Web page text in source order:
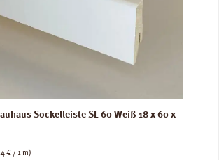
Sockelleiste SL 60 Weiß 18 x 60 x
€ / 1 m)